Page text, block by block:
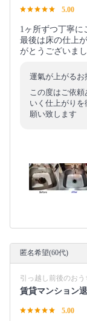
5.00
1ヶ所ずつ丁寧に
最後は床の仕上
がとうございまし
運氣が上がる
この度はご依
いく仕上がり
願い致します
匿名希望(60代)
引っ越し前後のお
賃貸マンション
5.00